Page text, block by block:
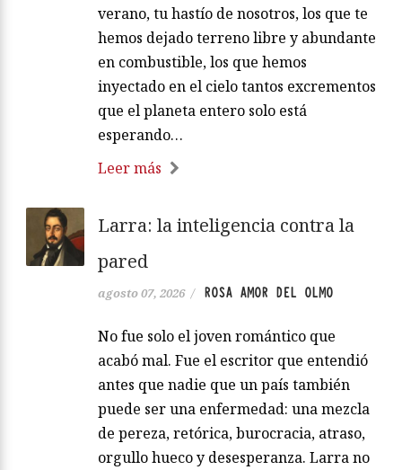
verano, tu hastío de nosotros, los que te
hemos dejado terreno libre y abundante
en combustible, los que hemos
inyectado en el cielo tantos excrementos
que el planeta entero solo está
esperando…
Leer más
Larra: la inteligencia contra la
pared
agosto 07, 2026 / ROSA AMOR DEL OLMO
No fue solo el joven romántico que
acabó mal. Fue el escritor que entendió
antes que nadie que un país también
puede ser una enfermedad: una mezcla
de pereza, retórica, burocracia, atraso,
orgullo hueco y desesperanza. Larra no